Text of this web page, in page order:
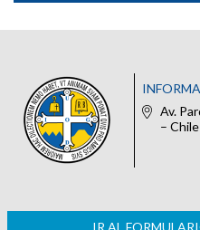
Av.
– Chile
IR AL